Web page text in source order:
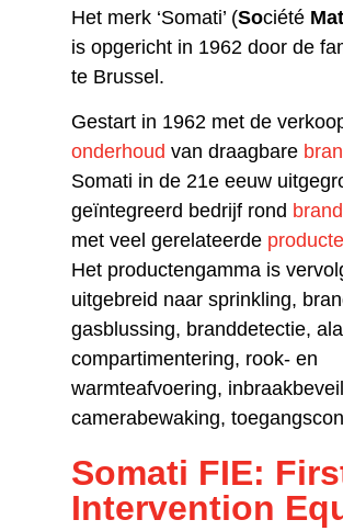
Het merk ‘Somati’ (Société Mat
is opgericht in 1962 door de
te Brussel.
Gestart in 1962 met de
onderhoud van draagbare
Somati in de 21e eeuw
geïntegreerd bedrijf rond
met veel gerelateerde
Het productengamma is
uitgebreid naar sprinkling,
gasblussing, branddetectie,
compartimentering, rook- en
warmteafvoering,
camerabewaking,
Somati FIE:
Intervention